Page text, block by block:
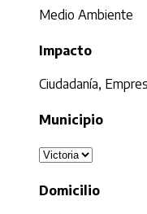
Medio Ambiente
Impacto
Ciudadanía,
Municipio
Domicilio